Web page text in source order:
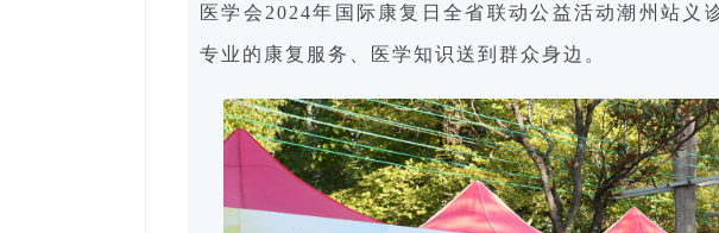
医学会2024年国际康复日全省联动公益活动潮州站义
专业的康复服务、医学知识送到群众身边。